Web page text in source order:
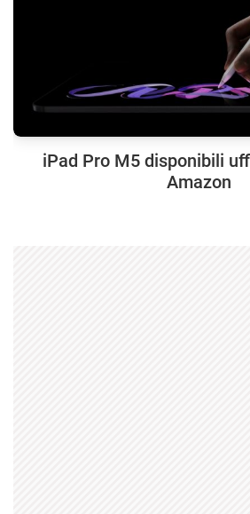
iPad Pro M5 disponibili
Amazon